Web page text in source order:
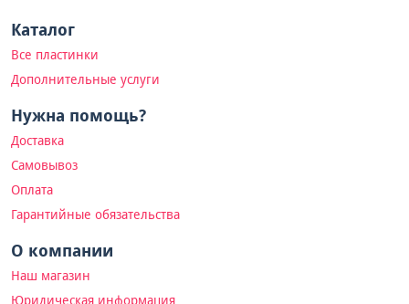
Каталог
Все пластинки
Дополнительные услуги
Нужна помощь?
Доставка
Самовывоз
Оплата
Гарантийные обязательства
О компании
Наш магазин
Юридическая информация